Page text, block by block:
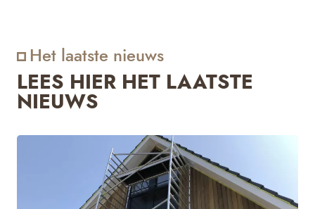
Het laatste nieuws
LEES HIER HET LAATSTE
NIEUWS